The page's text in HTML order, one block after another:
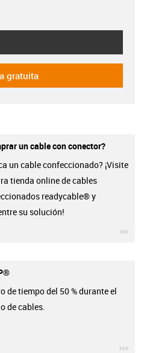
gratuita
un cable con conector?
un cable confeccionado? ¡Visite
tienda online de cables
readycable® y
su solución!
de tiempo del 50 % durante el
de cables.